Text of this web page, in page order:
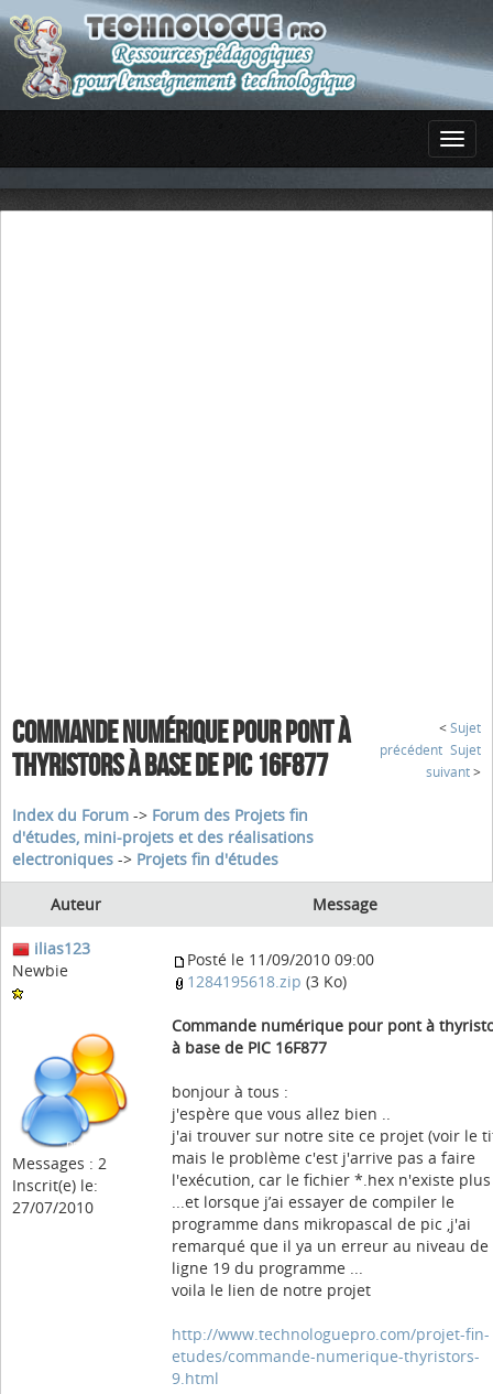
COMMANDE NUMÉRIQUE POUR PONT À
THYRISTORS À BASE DE PIC 16F877
< Sujet
précédent Sujet
suivant >
Index du Forum -> Forum des Projets fin
d'études, mini-projets et des réalisations
electroniques -> Projets fin d'études
Auteur Message
ilias123
Newbie
Messages : 2
Inscrit(e) le:
27/07/2010
Posté le 11/09/2010 09:00
1284195618.zip (3 Ko)
Commande numérique pour pont à
à base de PIC 16F877
bonjour à tous :
j'espère que vous allez bien ..
j'ai trouver sur notre site ce projet (voir le
mais le problème c'est j'arrive pas a faire
l'exécution, car le fichier *.hex n'existe plus
...et lorsque j’ai essayer de compiler le
programme dans mikropascal de pic ,j'ai
remarqué que il ya un erreur au niveau de
ligne 19 du programme ...
voila le lien de notre projet
http://www.technologuepro.com/projet-fin-
etudes/commande-numerique-thyristors-
9.html